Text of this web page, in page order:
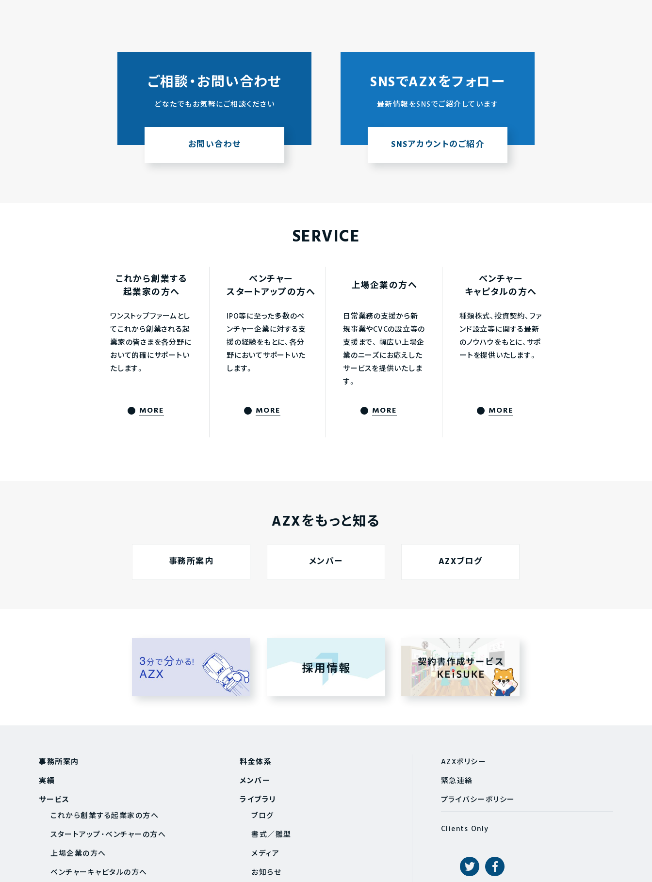
ご相談・お問い合わせ
どなたでもお気軽にご相談ください
お問い合わせ
SNSでAZXをフォロー
最新情報をSNSでご紹介しています
SNSアカウントのご紹介
SERVICE
これから創業する
起業家の方へ
ワンストップファームとし
てこれから創業される起
業家の皆さまを各分野に
おいて的確にサポートい
たします。
MORE
ベンチャー
スタートアップの方へ
IPO等に至った多数のベ
ンチャー企業に対する支
援の経験をもとに、各分
野においてサポートいた
します。
MORE
上場企業の方へ
日常業務の支援から新
規事業やCVCの設立等の
支援まで、 幅広い上場企
業のニーズにお応えした
サービスを提供いたしま
す。
MORE
ベンチャー
キャピタルの方へ
種類株式、投資契約、ファ
ンド設立等に関する最新
のノウハウをもとに、サポ
ートを提供いたします。
MORE
AZXをもっと知る
事務所案内 メンバー AZXブログ
事務所案内
実績
サービス
これから創業する起業家の方へ
スタートアップ・ベンチャーの方へ
上場企業の方へ
ベンチャーキャピタルの方へ
料金体系
メンバー
ライブラリ
ブログ
書式／雛型
メディア
お知らせ
AZXポリシー
緊急連絡
プライバシーポリシー
Clients Only